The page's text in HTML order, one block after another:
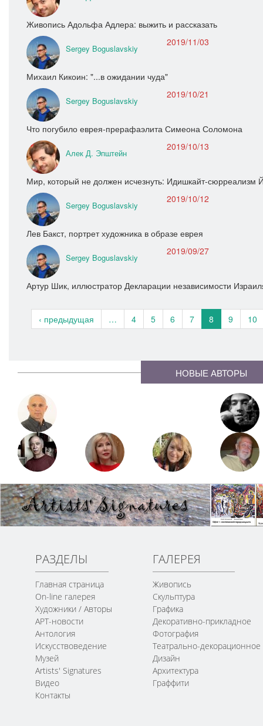
Живопись Адольфа Адлера: выжить и рассказать
Sergey Boguslavskiy
2019/11/03
Михаил Кикоин: "...в ожидании чуда"
Sergey Boguslavskiy
2019/10/21
Что погубило еврея-прерафаэлита Симеона Соломона
Алек Д. Эпштейн
2019/10/13
Мир, который не должен исчезнуть: Идишкайт-сюрреализм
Sergey Boguslavskiy
2019/10/12
Лев Бакст, портрет художника в образе еврея
Sergey Boguslavskiy
2019/09/27
Артур Шик, иллюстратор Декларации независимости
‹ предыдущая … 4 5 6 7 8 9 10
НОВЫЕ АВТОРЫ
РАЗДЕЛЫ
Главная страница
On-line галерея
Художники / Авторы
АРТ-новости
Антология
Искусствоведение
Музей
Artists' Signatures
Видео
Контакты
ГАЛЕРЕЯ
Живопись
Скульптура
Графика
Декоративно-прикладное
Фотография
Театрально-декорационное
Дизайн
Архитектура
Граффити